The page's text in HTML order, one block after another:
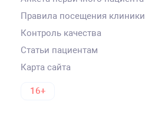
Правила посещения клиники
Контроль качества
Статьи пациентам
Карта сайта
16+